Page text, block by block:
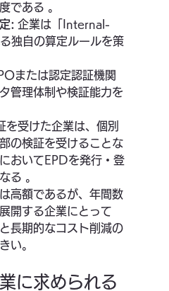
である 。
: 企業は「Internal-
独自の算定ルールを策
または認定認証機関
管理体制や検証能力を
を受けた企業は、個別
の検証を受けることな
おいてEPDを発行・登
る 。
高額であるが、年間数
開する企業にとって
長期的なコスト削減の
い。
に求められる